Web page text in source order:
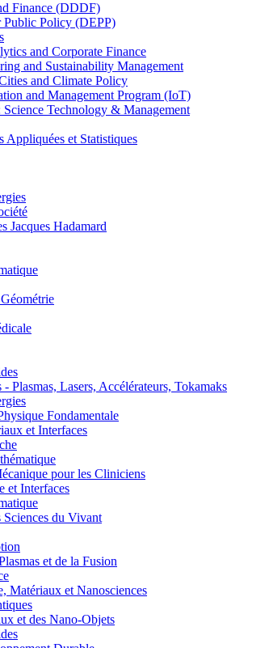
Finance (DDDF)
Public Policy (DEPP)
and Corporate Finance
and Sustainability Management
and Climate Policy
and Management Program (IoT)
Technology & Management
et Statistiques
Hadamard
Lasers, Accélérateurs, Tokamaks
Fondamentale
et Interfaces
pour les Cliniciens
Interfaces
du Vivant
et de la Fusion
et Nanosciences
et des Nano-Objets